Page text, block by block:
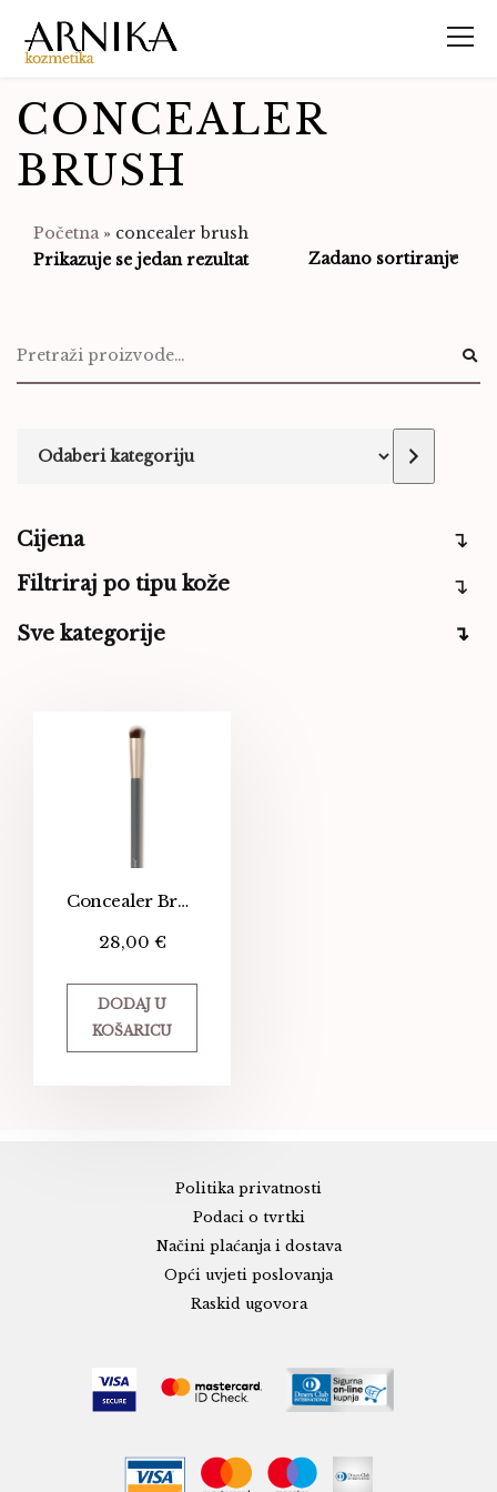
CONCEALER
BRUSH
Početna» concealer brush
Prikazuje se jedan rezultat
Cijena
Filtriraj po tipu kože
Sve kategorije
Concealer Brush
28,00 €
DODAJ U
KOŠARICU
Politika privatnosti
Podaci o tvrtki
Načini plaćanja i dostava
Opći uvjeti poslovanja
Raskid ugovora